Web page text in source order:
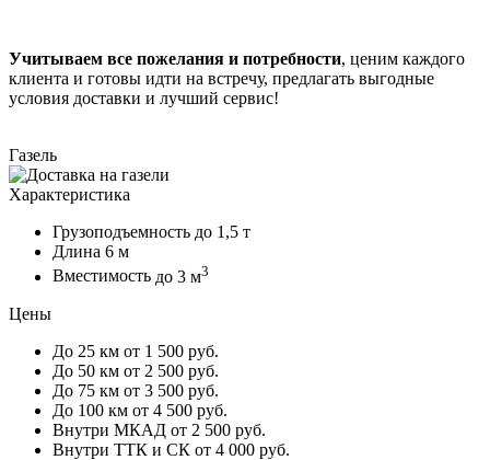
Учитываем все пожелания и потребности, ценим каждого
клиента и готовы идти на встречу, предлагать выгодные
условия доставки и лучший сервис!
Газель
Характеристика
Грузоподъемность до 1,5 т
Длина 6 м
Вместимость до 3 м3
Цены
До 25 км от 1 500 руб.
До 50 км от 2 500 руб.
До 75 км от 3 500 руб.
До 100 км от 4 500 руб.
Внутри МКАД от 2 500 руб.
Внутри ТТК и СК от 4 000 руб.